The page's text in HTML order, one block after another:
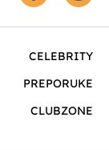
CELEBRITY
PREPORUKE
CLUBZONE